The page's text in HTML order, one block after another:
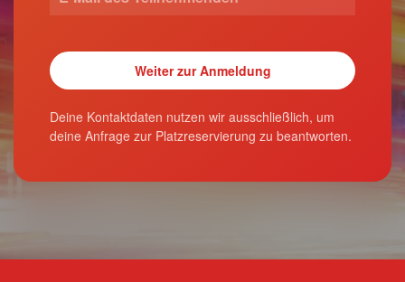
Deine Kontaktdaten nutzen wir ausschließlich, um
deine Anfrage zur Platzreservierung zu beantworten.